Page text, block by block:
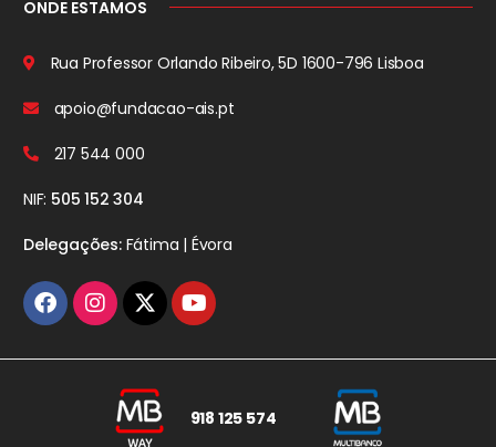
ONDE ESTAMOS
Rua Professor Orlando Ribeiro, 5D 1600-796 Lisboa
apoio@fundacao-ais.pt
217 544 000
NIF: 505 152 304
Delegações:Fátima | Évora
918 125 574